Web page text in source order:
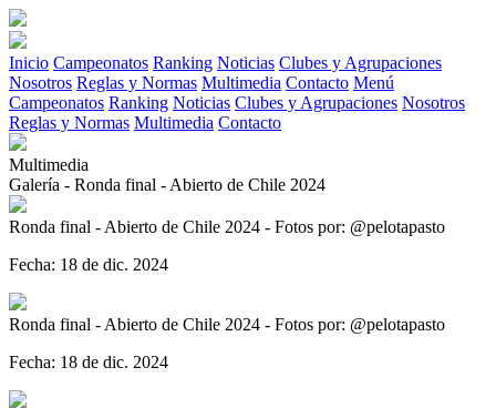
Inicio Campeonatos Ranking Noticias Clubes y Agrupaciones
Nosotros Reglas y Normas Multimedia Contacto Menú
Campeonatos Ranking Noticias Clubes y Agrupaciones Nosotros
Reglas y Normas Multimedia Contacto
Multimedia
Galería - Ronda final - Abierto de Chile 2024
Ronda final - Abierto de Chile 2024 - Fotos por: @pelotapasto
Fecha: 18 de dic. 2024
Ronda final - Abierto de Chile 2024 - Fotos por: @pelotapasto
Fecha: 18 de dic. 2024